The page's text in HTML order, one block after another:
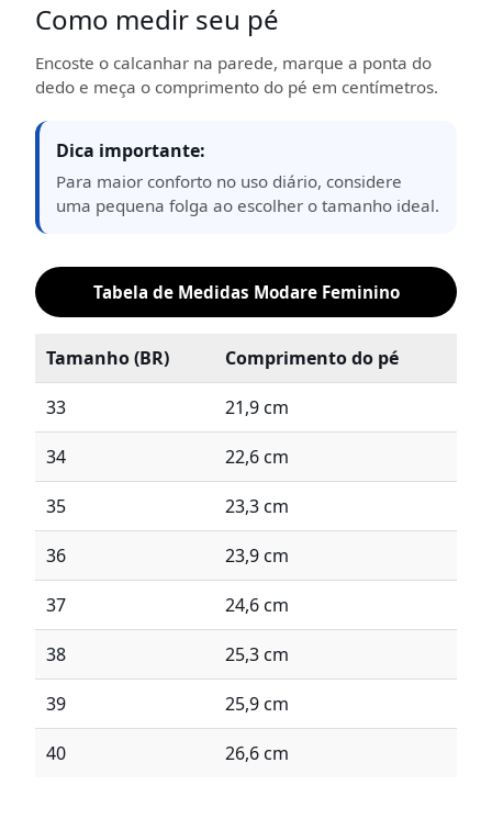
Como medir seu pé
Encoste o calcanhar na parede, marque a ponta do
dedo e meça o comprimento do pé em centímetros.
Dica importante:
Para maior conforto no uso diário, considere
uma pequena folga ao escolher o tamanho ideal.
Tabela de Medidas Modare Feminino
Tamanho (BR) Comprimento do pé
33 21,9 cm
34 22,6 cm
35 23,3 cm
36 23,9 cm
37 24,6 cm
38 25,3 cm
39 25,9 cm
40 26,6 cm